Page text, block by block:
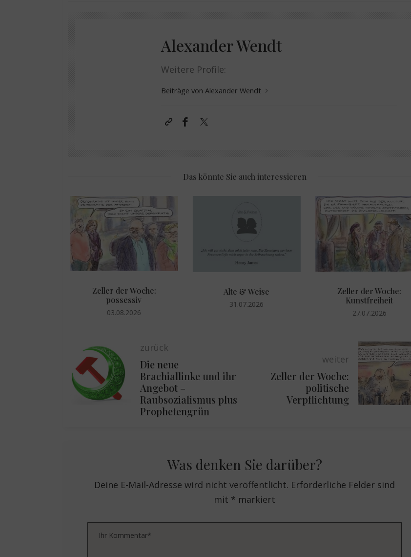
Alexander Wendt
Weitere Profile:
Beiträge von Alexander Wendt
Das könnte Sie auch interessieren
Zeller der Woche:
possessiv
03.08.2026
Alte & Weise
31.07.2026
Zeller der Woche:
Kunstfreiheit
27.07.2026
zurück
Die neue
Brachiallinke und ihr
Angebot –
Raubsozialismus plus
Prophetengrün
weiter
Zeller der Woche:
politische
Verpflichtung
Was denken Sie darüber?
Deine E-Mail-Adresse wird nicht veröffentlicht. Erforderliche Felder sind
mit * markiert